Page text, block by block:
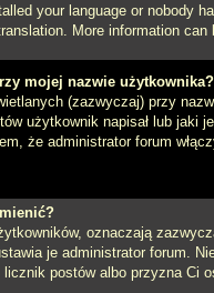
your language or nobody
More information
mojej nazwie użytkownika?
(zazwyczaj) przy
użytkownik napisał lub
że administrator forum
oznaczają
je administrator forum.
postów albo przyzna Ci